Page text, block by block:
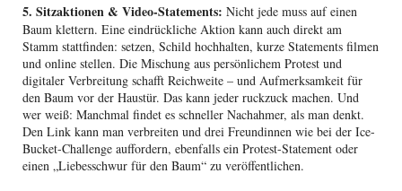
5. Sitzaktionen & Video-Statements: Nicht jede muss auf einen
Baum klettern. Eine eindrückliche Aktion kann auch direkt am
Stamm stattfinden: setzen, Schild hochhalten, kurze Statements filmen
und online stellen. Die Mischung aus persönlichem Protest und
digitaler Verbreitung schafft Reichweite – und Aufmerksamkeit für
den Baum vor der Haustür. Das kann jeder ruckzuck machen. Und
wer weiß: Manchmal findet es schneller Nachahmer, als man denkt.
Den Link kann man verbreiten und drei Freundinnen wie bei der Ice-
Bucket-Challenge auffordern, ebenfalls ein Protest-Statement oder
einen „Liebesschwur für den Baum“ zu veröffentlichen.